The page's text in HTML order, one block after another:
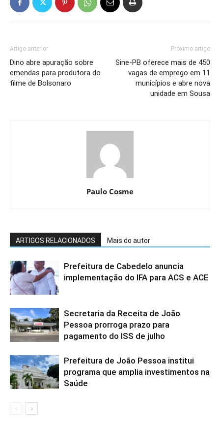
Artigo anterior
Dino abre apuração sobre
emendas para produtora do
filme de Bolsonaro
Próximo artigo
Sine-PB oferece mais de 450
vagas de emprego em 11
municípios e abre nova
unidade em Sousa
Paulo Cosme
ARTIGOS RELACIONADOS Mais do autor
Prefeitura de Cabedelo anuncia
implementação do IFA para ACS e ACE
Secretaria da Receita de João
Pessoa prorroga prazo para
pagamento do ISS de julho
Prefeitura de João Pessoa institui
programa que amplia investimentos na
Saúde